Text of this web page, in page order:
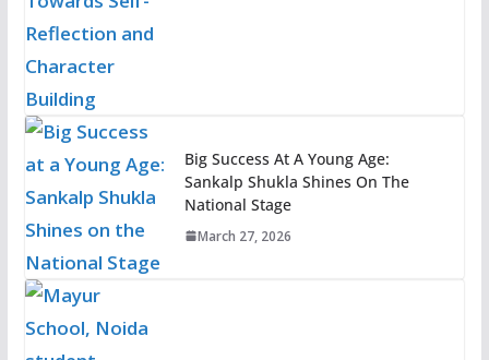
Big Success At A Young Age:
Sankalp Shukla Shines On The
National Stage
March 27, 2026